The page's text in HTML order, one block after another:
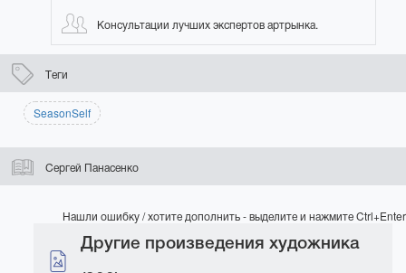
Консультации лучших экспертов артрынка.
Теги
SeasonSelf
Сергей Панасенко
Нашли ошибку / хотите дополнить - выделите и нажмите Ctrl+Enter
Другие произведения художника